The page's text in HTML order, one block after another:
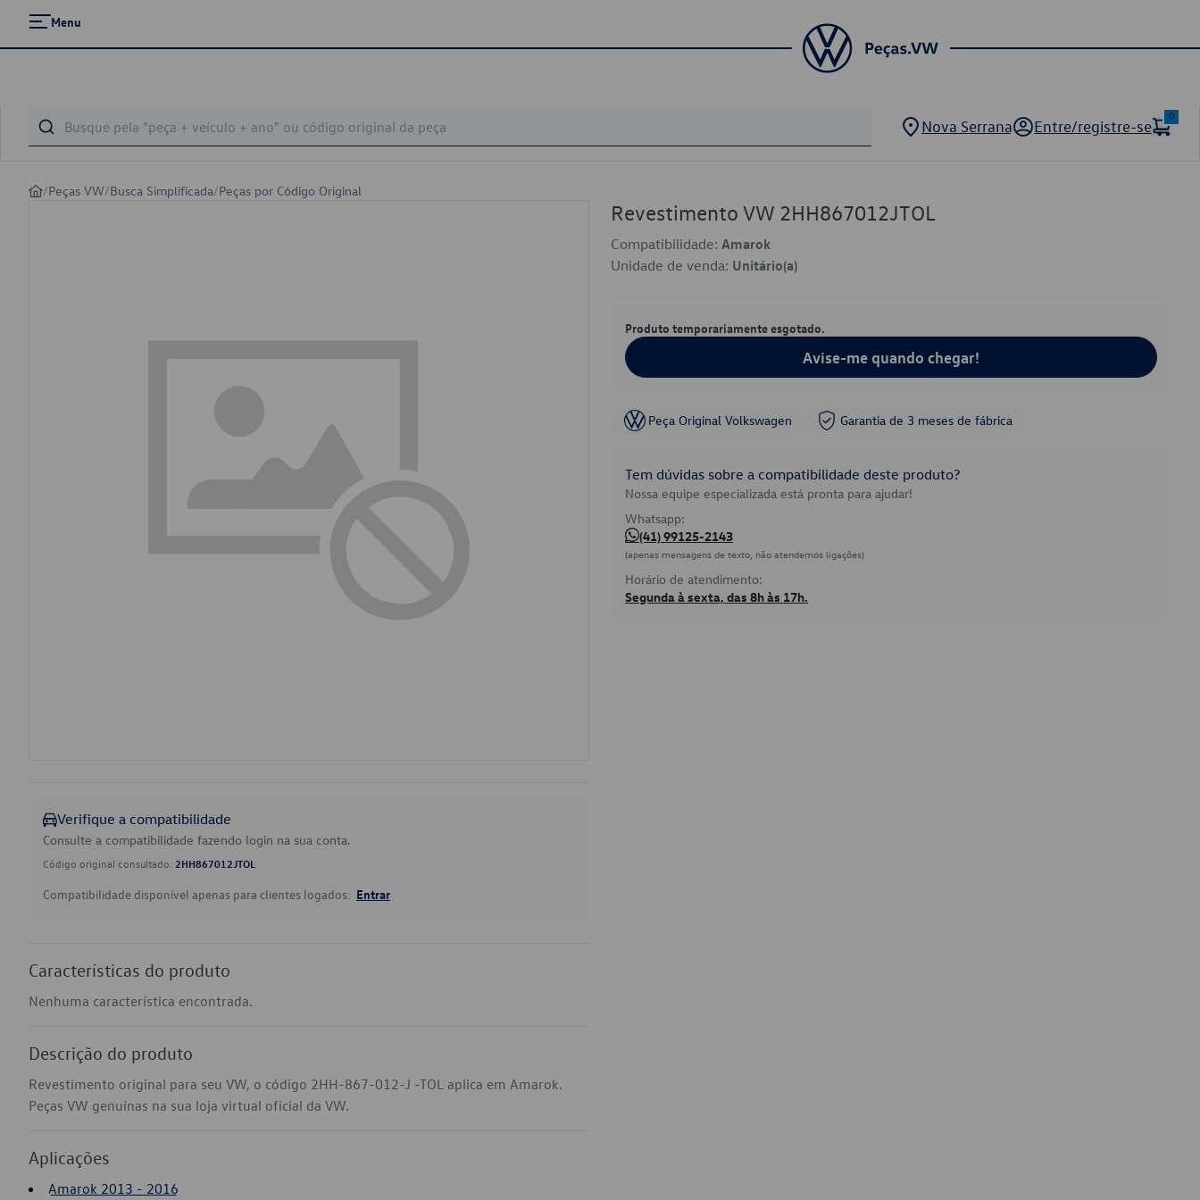
Menu
Nova Serrana Entre/registre-se
0
/Peças VW/Busca Simplificada/Peças por Código Original
Verifique a compatibilidade
Consulte a compatibilidade fazendo login na sua conta.
Código original consultado: 2HH867012JTOL
Compatibilidade disponível apenas para clientes logados. Entrar
Características do produto
Nenhuma característica encontrada.
Descrição do produto
Revestimento original para seu VW, o código 2HH-867-012-J -TOL aplica em Amarok.
Peças VW genuínas na sua loja virtual oficial da VW.
Aplicações
Amarok 2013 - 2016
Revestimento VW 2HH867012JTOL
Compatibilidade: Amarok
Unidade de venda: Unitário(a)
Produto temporariamente esgotado.
Avise-me quando chegar!
Peça Original Volkswagen Garantia de 3 meses de fábrica
Tem dúvidas sobre a compatibilidade deste produto?
Nossa equipe especializada está pronta para ajudar!
Whatsapp:
(41) 99125-2143
(apenas mensagens de texto, não atendemos ligações)
Horário de atendimento:
Segunda à sexta, das 8h às 17h.